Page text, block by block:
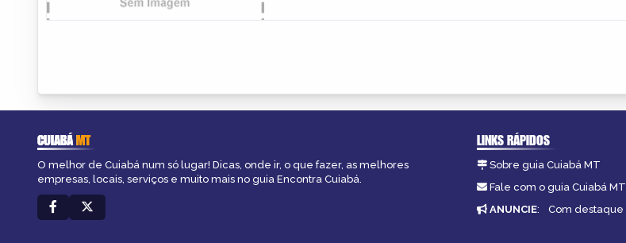
CUIABÁMT
O melhor de Cuiabá num só lugar! Dicas, onde ir, o que fazer, as melhores
empresas, locais, serviços e muito mais no guia Encontra Cuiabá.
LINKS RÁPIDOS
Sobre guia Cuiabá MT
Fale com o guia Cuiabá MT
ANUNCIE: Com destaque